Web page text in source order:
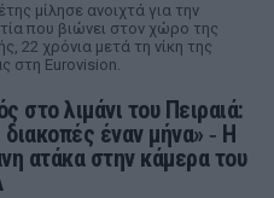
μίλησε ανοιχτά για την
που βιώνει στον χώρο της
22 χρόνια μετά τη νίκη της
στη Eurovision.
στο λιμάνι του Πειραιά:
έναν μήνα» ‑ Η
ατάκα στην κάμερα του